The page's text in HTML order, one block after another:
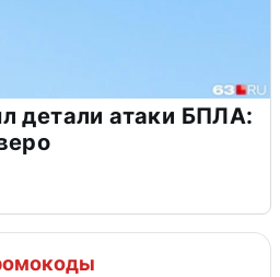
детали атаки БПЛА: